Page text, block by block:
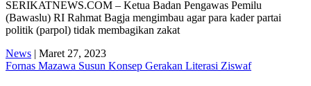
SERIKATNEWS.COM – Ketua Badan Pengawas Pemilu
(Bawaslu) RI Rahmat Bagja mengimbau agar para kader partai
politik (parpol) tidak membagikan zakat
News | Maret 27, 2023
Fornas Mazawa Susun Konsep Gerakan Literasi Ziswaf